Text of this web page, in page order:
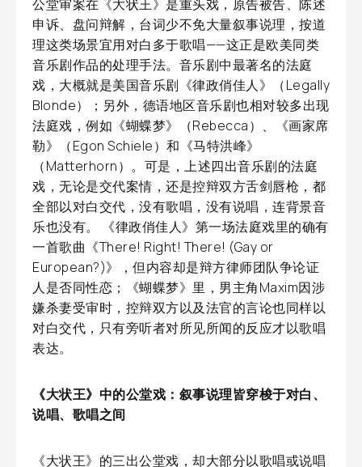
公堂审案在《大状王》是重头戏，原告被告、陈述
申诉、盘问辩解，台词少不免大量叙事说理，按道
理这类场景宜用对白多于歌唱——这正是欧美同类
音乐剧作品的处理手法。音乐剧中最著名的法庭
戏，大概就是美国音乐剧《律政俏佳人》（Legally
Blonde）；另外，德语地区音乐剧也相对较多出现
法庭戏，例如《蝴蝶梦》（Rebecca）、《画家席
勒》（Egon Schiele）和《马特洪峰》
（Matterhorn）。可是，上述四出音乐剧的法庭
戏，无论是交代案情，还是控辩双方舌剑唇枪，都
全部以对白交代，没有歌唱，没有说唱，连背景音
乐也没有。 《律政俏佳人》第一场法庭戏里的确有
一首歌曲《There! Right! There! (Gay or
European?)》，但内容却是辩方律师团队争论证
人是否同性恋；《蝴蝶梦》里，男主角Maxim因涉
嫌杀妻受审时，控辩双方以及法官的言论也同样以
对白交代，只有旁听者对所见所闻的反应才以歌唱
表达。
《大状王》中的公堂戏：叙事说理皆穿梭于对白、
说唱、歌唱之间
《大状王》的三出公堂戏，却大部分以歌唱或说唱